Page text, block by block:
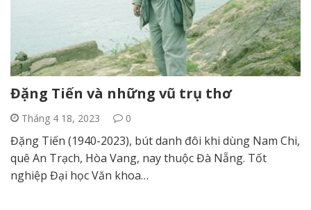
Đặng Tiến và những vũ trụ thơ
Tháng 4 18, 2023 0
Đặng Tiến (1940-2023), bút danh đôi khi dùng Nam Chi,
quê An Trạch, Hòa Vang, nay thuộc Đà Nẵng. Tốt
nghiệp Đại học Văn khoa…